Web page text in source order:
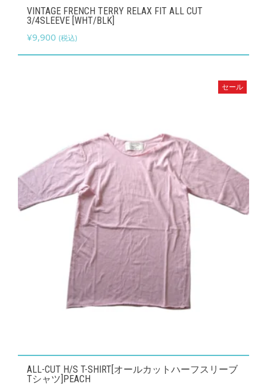
品
リ
ー
オ
VINTAGE FRENCH TERRY RELAX FIT ALL CUT
3/4SLEEVE [WHT/BLK]
¥9,900 (税込)
セール
ALL-CUT H/S T-SHIRT[オールカットハーフスリーブ
Tシャツ]PEACH